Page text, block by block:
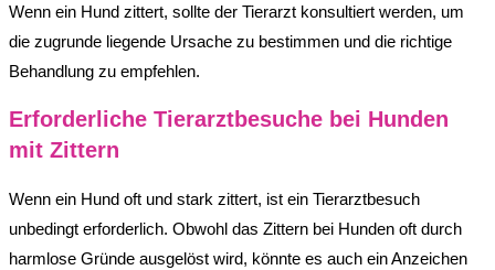
Wenn ein Hund zittert, sollte der Tierarzt konsultiert werden, um
die zugrunde liegende Ursache zu bestimmen und die richtige
Behandlung zu empfehlen.
Erforderliche Tierarztbesuche bei Hunden
mit Zittern
Wenn ein Hund oft und stark zittert, ist ein Tierarztbesuch
unbedingt erforderlich. Obwohl das Zittern bei Hunden oft durch
harmlose Gründe ausgelöst wird, könnte es auch ein Anzeichen